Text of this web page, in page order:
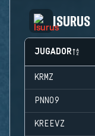
ISURUS
JUGADOR
KRMZ
PNNO9
KREEVZ